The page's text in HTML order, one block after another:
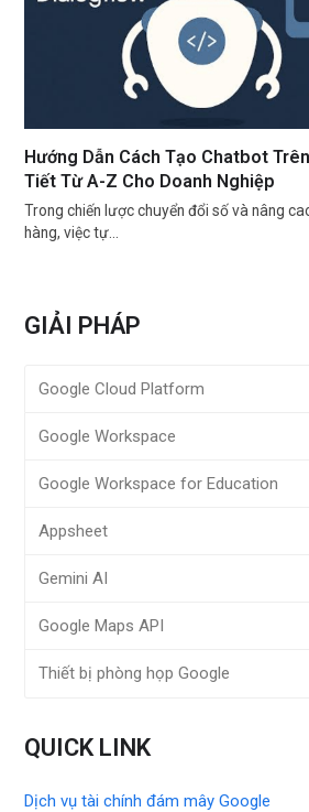
Hướng Dẫn Cách Tạo Chatbot
Tiết Từ A-Z Cho Doanh Nghiệp
Trong chiến lược chuyển đổi số và nâng
hàng, việc tự…
GIẢI PHÁP
Google Cloud Platform
Google Workspace
Google Workspace for Education
Appsheet
Gemini AI
Google Maps API
Thiết bị phòng họp Google
QUICK LINK
Dịch vụ tài chính đám mây Google